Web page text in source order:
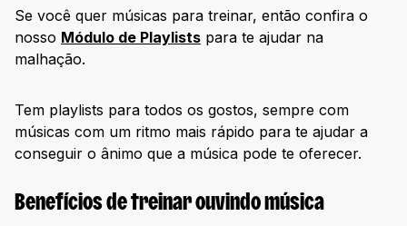
Se você quer músicas para treinar, então confira o
nosso Módulo de Playlists para te ajudar na
malhação.
Tem playlists para todos os gostos, sempre com
músicas com um ritmo mais rápido para te ajudar a
conseguir o ânimo que a música pode te oferecer.
Benefícios de treinar ouvindo música